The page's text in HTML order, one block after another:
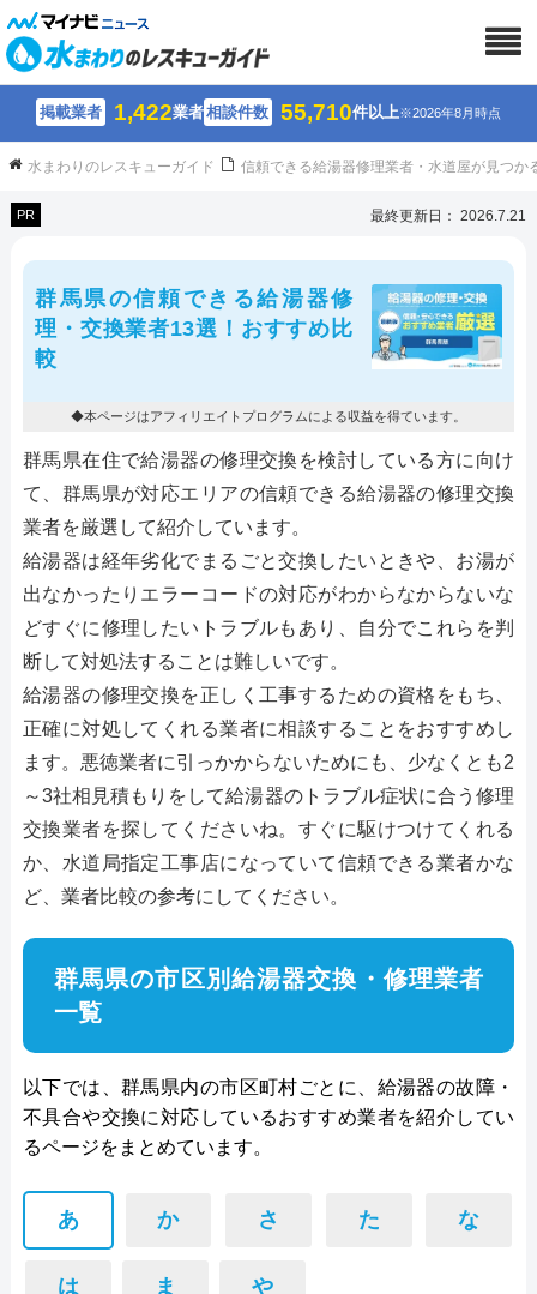
掲載業者 1,422業者相談件数 55,710件以上※2026年8月時点
水まわりのレスキューガイド 信頼できる給湯器修理業者・水道屋が見つか
PR 最終更新日： 2026.7.21
群馬県の信頼できる給湯器修
理・交換業者13選！おすすめ比
較
◆本ページはアフィリエイトプログラムによる収益を得ています。
群馬県在住で給湯器の修理交換を検討している方に向け
て、群馬県が対応エリアの信頼できる給湯器の修理交換
業者を厳選して紹介しています。
給湯器は経年劣化でまるごと交換したいときや、お湯が
出なかったりエラーコードの対応がわからなからないな
どすぐに修理したいトラブルもあり、自分でこれらを判
断して対処法することは難しいです。
給湯器の修理交換を正しく工事するための資格をもち、
正確に対処してくれる業者に相談することをおすすめし
ます。悪徳業者に引っかからないためにも、少なくとも2
～3社相見積もりをして給湯器のトラブル症状に合う修理
交換業者を探してくださいね。すぐに駆けつけてくれる
か、水道局指定工事店になっていて信頼できる業者かな
ど、業者比較の参考にしてください。
群馬県の市区別給湯器交換・修理業者
一覧
以下では、群馬県内の市区町村ごとに、給湯器の故障・
不具合や交換に対応しているおすすめ業者を紹介してい
るページをまとめています。
あ か さ た な
は ま や